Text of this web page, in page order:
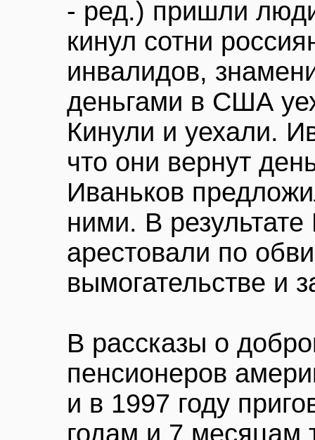
- ред.) пришли
кинул сотни
инвалидов,
деньгами в США
Кинули и уехали.
что они вернут
Иваньков
ними. В
арестовали по
вымогательстве и
В рассказы о
пенсионеров
и в 1997 году
годам и 7